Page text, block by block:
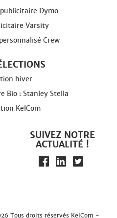
Dymo
Varsity
Crew
hiver
Bio : Stanley Stella
KelCom
SUIVEZ NOTRE
ACTUALITÉ !
Tous droits réservés KelCom -